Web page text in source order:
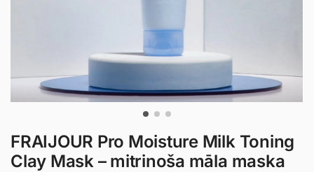
FRAIJOUR Pro Moisture Milk Toning
Clay Mask – mitrinoša māla maska